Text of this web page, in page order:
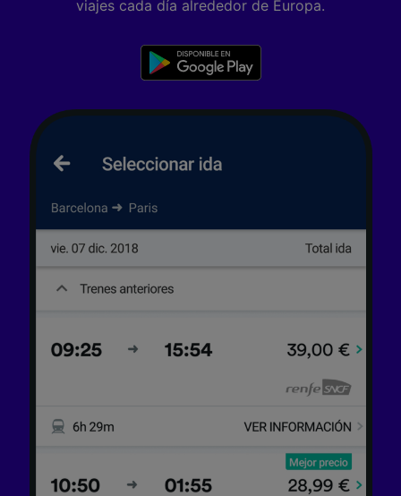
viajes cada día alrededor de Europa.
Tanto nosotros como nuestros asociados
tratamos los datos para proporcionar:
Utilizar datos de localización geográfica
precisa. Analizar activamente las
identificación. Almacenar la información en un
dispositivo y/o acceder a ella. Publicidad y
contenido personalizados, medición de
publicidad y contenido, investigación de